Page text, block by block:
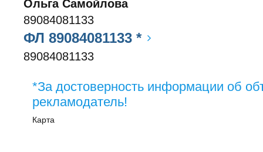
Ольга Самойлова
89084081133
ФЛ 89084081133 *
89084081133
*За достоверность информации об
рекламодатель!
Карта